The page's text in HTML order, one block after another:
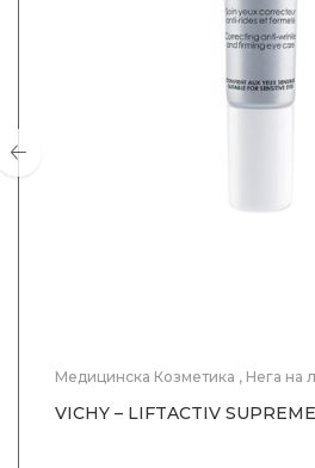
Медицинска Козметика , Нега на
VICHY – LIFTACTIV